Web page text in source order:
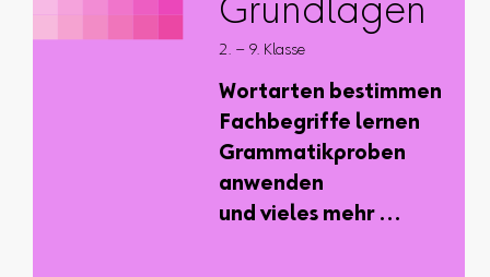
Grundlagen
2. – 9. Klasse
Wortarten bestimmen
Fachbegriffe lernen
Grammatikproben
anwenden
und vieles mehr …